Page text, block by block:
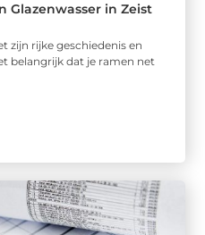
Glazenwasser in Zeist
zijn rijke geschiedenis en
belangrijk dat je ramen net